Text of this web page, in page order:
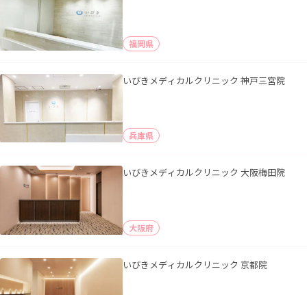
福岡県
いびきメディカルクリニック 神戸三宮院
兵庫県
いびきメディカルクリニック 大阪梅田院
大阪府
いびきメディカルクリニック 京都院